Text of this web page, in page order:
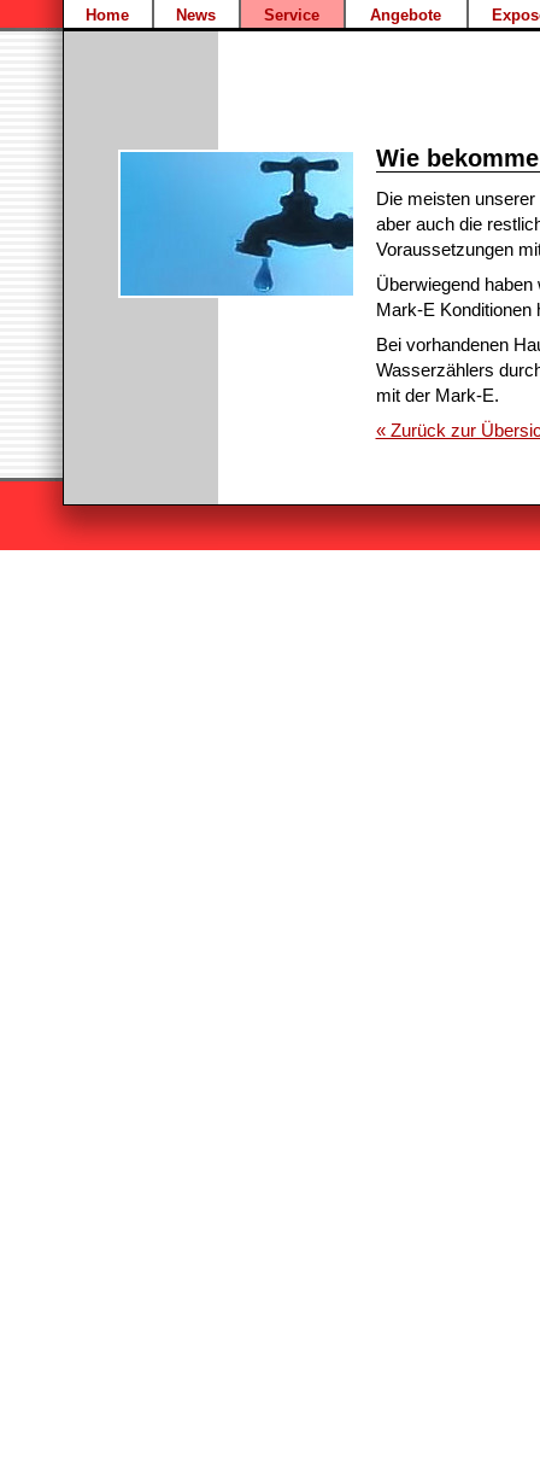
Home News Service Angebote
Wie
Die meisten
aber auch die
Voraussetzungen
Überwiegend
Mark-E Konditionen
Bei vorhandenen
Wasserzählers
mit der Mark-E.
« Zurück zur